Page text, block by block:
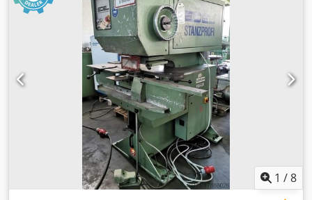
1 /8